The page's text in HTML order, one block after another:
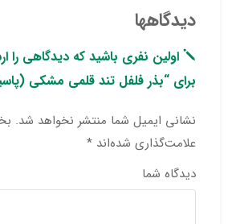
دیدگاهها
اولین نفری باشید که دیدگاهی را
برای “بذر فلفل تند قلمی مشکی
نشانی ایمیل شما منتشر نخواهد شد.
علامت‌گذاری شده‌اند *
دیدگاه شما